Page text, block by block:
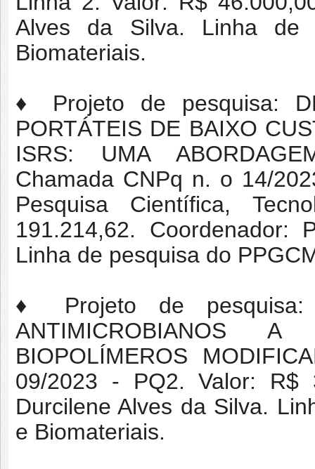
Alves da Silva. Linha de
Biomateriais.
♦ Projeto de pesquisa:
PORTÁTEIS DE BAIXO
ISRS: UMA
Chamada CNPq n. o 14/
Pesquisa Científica,
191.214,62. Coordenador:
Linha de pesquisa do
♦ Projeto de pesquisa:
ANTIMICROBIANOS
BIOPOLÍMEROS
09/2023 - PQ2. Valor: R$
Durcilene Alves da Silva.
e Biomateriais.